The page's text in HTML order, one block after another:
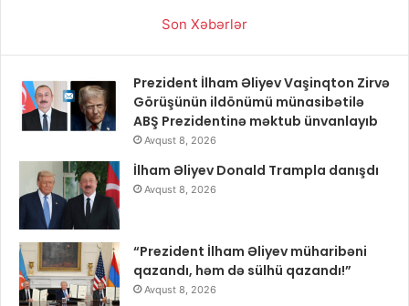
Son Xəbərlər
Prezident İlham Əliyev Vaşinqton Zirvə
Görüşünün ildönümü münasibətilə
ABŞ Prezidentinə məktub ünvanlayıb
Avqust 8, 2026
İlham Əliyev Donald Trampla danışdı
Avqust 8, 2026
“Prezident İlham Əliyev müharibəni
qazandı, həm də sülhü qazandı!”
Avqust 8, 2026